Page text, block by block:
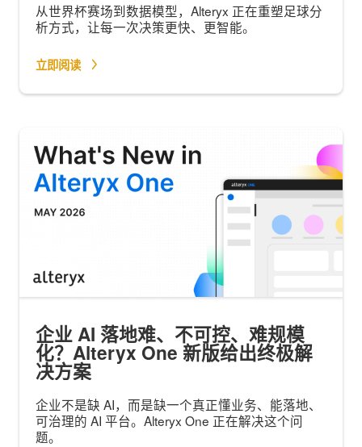
从世界杯赛场到数据模型，Alteryx 正在重塑足球分
析方式，让每一次决策更快、更智能。
立即阅读
企业 AI 落地难、不可控、难规模
化？Alteryx One 新版给出终极解
决方案
企业不是缺 AI，而是缺一个真正懂业务、能落地、
可治理的 AI 平台。Alteryx One 正在解决这个问
题。